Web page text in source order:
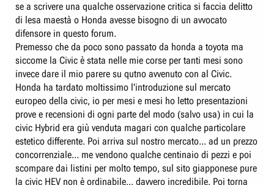
se a scrivere una qualche osservazione critica si faccia delitto
di lesa maestà o Honda avesse bisogno di un avvocato
difensore in questo forum.
Premesso che da poco sono passato da honda a toyota ma
siccome la Civic è stata nelle mie corse per tanti mesi sono
invece dare il mio parere su qutno avvenuto con al Civic.
Honda ha tardato moltissimo l'introduzione sul mercato
europeo della civic, io per mesi e mesi ho letto presentazioni
prove e recensioni di ogni parte del modo (salvo usa) in cui la
civic Hybrid era giù venduta magari con qualche particolare
estetico differente. Poi arriva sul nostro mercato... ad un prezzo
concorrenziale... me vendono qualche centinaio di pezzi e poi
scompare dai listini per molto tempo, sul sito giapponese pure
la civic HEV non è ordinabile... davvero incredibile. Poi torna